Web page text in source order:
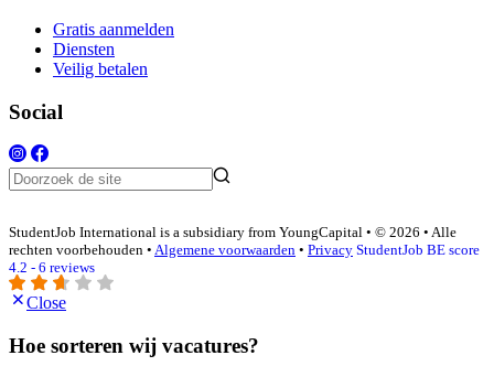
Gratis aanmelden
Diensten
Veilig betalen
Social
StudentJob International is a subsidiary from YoungCapital • © 2026 • Alle
rechten voorbehouden • Algemene voorwaarden • Privacy StudentJob BE score
4.2 - 6 reviews
Close
Hoe sorteren wij vacatures?